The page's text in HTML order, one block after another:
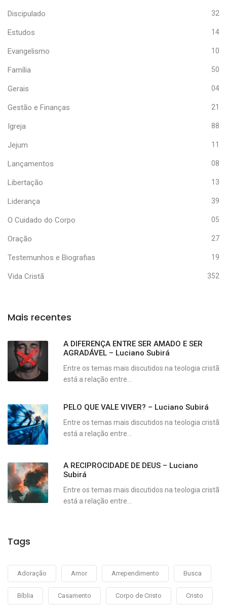
Discipulado 32
Estudos 14
Evangelismo 10
Família 50
Gerais 04
Gestão e Finanças 21
Igreja 88
Jejum 11
Lançamentos 08
Libertação 13
Liderança 39
O Cuidado do Corpo 05
Oração 27
Testemunhos e Biografias 19
Vida Cristã 352
Mais recentes
A DIFERENÇA ENTRE SER AMADO E SER
AGRADÁVEL – Luciano Subirá
Entre os temas mais discutidos na teologia cristã
está a relação entre...
PELO QUE VALE VIVER? – Luciano Subirá
Entre os temas mais discutidos na teologia cristã
está a relação entre...
A RECIPROCIDADE DE DEUS – Luciano
Subirá
Entre os temas mais discutidos na teologia cristã
está a relação entre...
Tags
Adoração Amor Arrependimento Busca
Bíblia Casamento Corpo de Cristo Cristo